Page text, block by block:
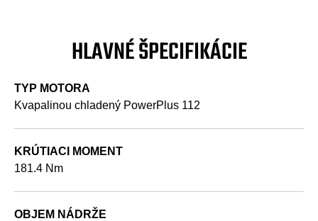
HLAVNÉ ŠPECIFIKÁCIE
TYP MOTORA
Kvapalinou chladený PowerPlus 112
KRÚTIACI MOMENT
181.4 Nm
OBJEM NÁDRŽE